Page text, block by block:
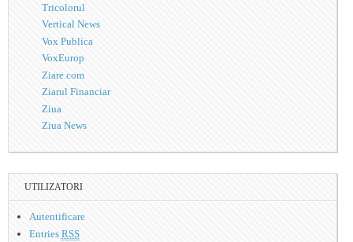
Tricolorul
Vertical News
Vox Publica
VoxEurop
Ziare.com
Ziarul Financiar
Ziua
Ziua News
UTILIZATORI
Autentificare
Entries RSS